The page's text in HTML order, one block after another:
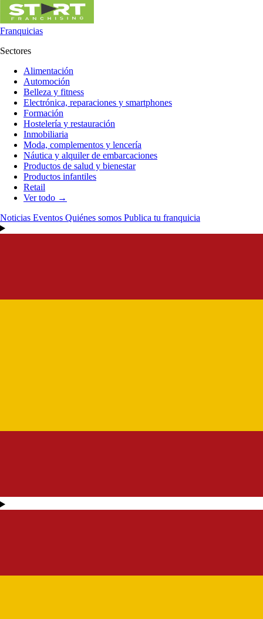
Franquicias
Sectores
Alimentación
Automoción
Belleza y fitness
Electrónica, reparaciones y smartphones
Formación
Hostelería y restauración
Inmobiliaria
Moda, complementos y lencería
Náutica y alquiler de embarcaciones
Productos de salud y bienestar
Productos infantiles
Retail
Ver todo →
Noticias Eventos Quiénes somos Publica tu franquicia